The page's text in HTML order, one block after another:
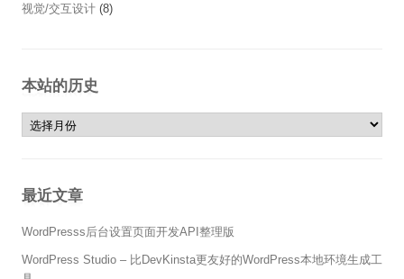
视觉/交互设计 (8)
本站的历史
本站的历史
最近文章
WordPresss后台设置页面开发API整理版
WordPress Studio – 比DevKinsta更友好的WordPress本地环境生成工